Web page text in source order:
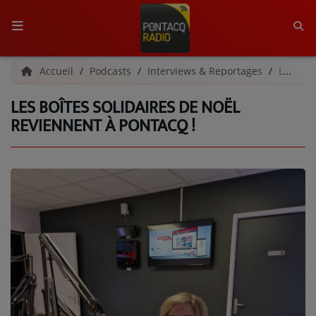
ACCUEIL
RADIO
L'ÉQUIPE
GRILLE DES PROGRAMMES
C'ÉTAIT QUOI CE TITRE ?
MÉDIAS
PODCASTS - SAISON 2026/2027
Accueil Podcasts Interviews & Reportages Les boîtes solidaires de noël reviennent à Pontacq !
LES BOÎTES SOLIDAIRES DE NOËL
REVIENNENT À PONTACQ !